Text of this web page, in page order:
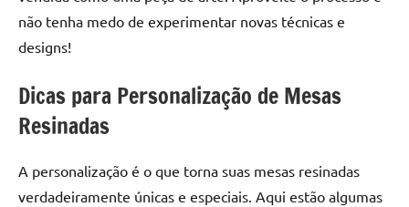
não tenha medo de experimentar novas técnicas e
designs!
Dicas para Personalização de Mesas
Resinadas
A personalização é o que torna suas mesas resinadas
verdadeiramente únicas e especiais. Aqui estão algumas